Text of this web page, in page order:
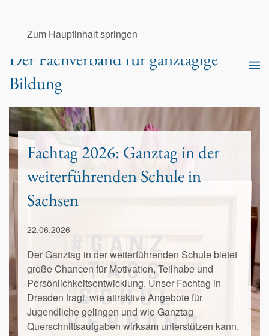
Zum Hauptinhalt springen
Ganztags­schul­verband e.V.
Der Fachverband für ganztägige
Bildung
Fachtag 2026: Ganztag in der
weiterführenden Schule in
Sachsen
22.06.2026
Der Ganztag in der weiterführenden Schule bietet
große Chancen für Motivation, Teilhabe und
Persönlichkeitsentwicklung. Unser Fachtag in
Dresden fragt, wie attraktive Angebote für
Jugendliche gelingen und wie Ganztag
Querschnittsaufgaben wirksam unterstützen kann.